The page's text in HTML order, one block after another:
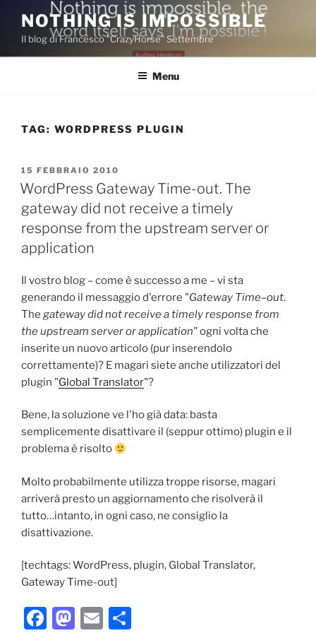
contenuto
NOTHING IS IMPOSSIBLE
Il blog di Francesco "CrazyHorse" Settembre
Menu
TAG: WORDPRESS PLUGIN
PUBBLICATO
IL
15 FEBBRAIO 2010
WordPress Gateway Time-out. The
gateway did not receive a timely
response from the upstream server or
application
Il vostro blog – come è successo a me – vi sta
generando il messaggio d'errore "Gateway Time–out.
The gateway did not receive a timely response from
the upstream server or application"ogni volta che
inserite un nuovo articolo (pur inserendolo
correttamente)? E magari siete anche utilizzatori del
plugin "Global Translator"?
Bene, la soluzione ve l'ho già data: basta
semplicemente disattivare il (seppur ottimo) plugin e il
problema è risolto
Molto probabilmente utilizza troppe risorse, magari
arriverà presto un aggiornamento che risolverà il
tutto…intanto, in ogni caso, ne consiglio la
disattivazione.
[techtags: WordPress, plugin, Global Translator,
Gateway Time-out]
F
M E